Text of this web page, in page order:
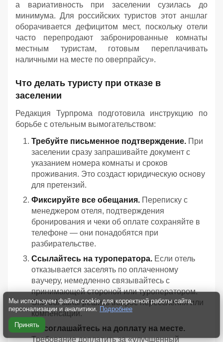
а вариативность при заселении сузилась до
минимума. Для российских туристов этот аншлаг
оборачивается дефицитом мест, поскольку отели
часто перепродают забронированные комнаты
местным туристам, готовым переплачивать
наличными на месте по оверпрайсу».
Что делать туристу при отказе в
заселении
Редакция Турпрома подготовила инструкцию по
борьбе с отельным вымогательством:
Требуйте письменное подтверждение. При
заселении сразу запрашивайте документ с
указанием номера комнаты и сроков
проживания. Это создаст юридическую основу
для претензий.
Фиксируйте все обещания. Переписку с
менеджером отеля, подтверждения
бронирования и чеки об оплате сохраняйте в
телефоне — они понадобятся при
разбирательстве.
Ссылайтесь на туроператора. Если отель
отказывается заселять по оплаченному
ваучеру, немедленно связывайтесь с
принимающей стороной или туроператором.
Они обязаны решить вопрос переселения или
компенсации.
Не соглашайтесь на доплату на месте.
Требование доплатить за «улучшенный
Мы используем файлы cookie для корректной работы сайта,
персонализации и аналитики. Подробнее
Принять